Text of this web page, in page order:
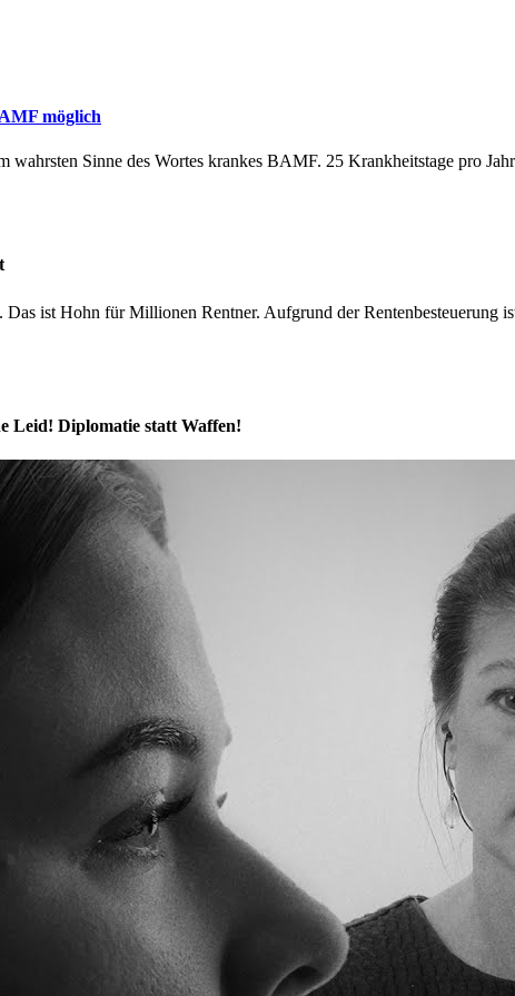
möglich
wahrsten Sinne des Wortes krankes BAMF. 25 Krankheitstage pro
ist Hohn für Millionen Rentner. Aufgrund der Rentenbesteuerung
Leid! Diplomatie statt Waffen!